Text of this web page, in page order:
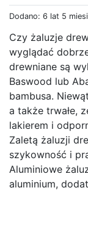
Dodano: 6 lat 5
Czy żaluzje
wyglądać
drewniane są
Baswood lub
bambusa.
a także trwałe,
lakierem i
Zaletą żaluzji
szykowność i
Aluminiowe
aluminium,